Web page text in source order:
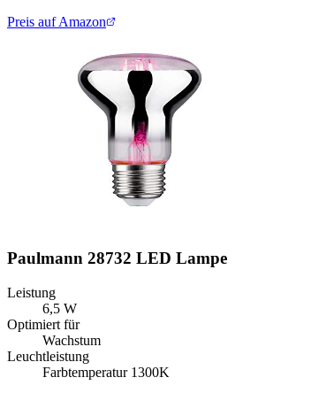
Preis auf Amazon
Paulmann 28732 LED Lampe
Leistung
6,5 W
Optimiert für
Wachstum
Leuchtleistung
Farbtemperatur 1300K